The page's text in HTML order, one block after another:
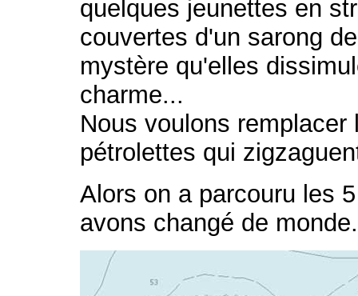
quelques jeunettes en
couvertes d'un sarong
mystère qu'elles
charme...
Nous voulons
pétrolettes qui
Alors on a parcouru les
avons changé de monde.